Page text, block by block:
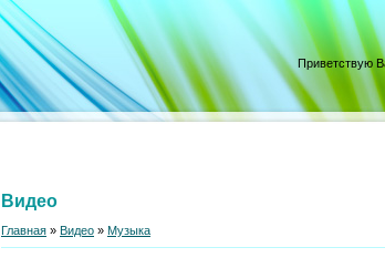
Приветствую
Видео
Главная » Видео » Музыка